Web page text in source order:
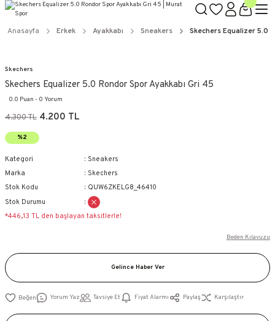
Anasayfa Erkek Ayakkabı Sneakers Skechers Equalizer 5.0
Skechers
Skechers Equalizer 5.0 Rondor Spor Ayakkabı Gri 45
0.0 Puan - 0 Yorum
4.300 TL 4.200 TL
%2
Kategori
Sneakers
Marka
Skechers
Stok Kodu
QUW6ZKELG8_46410
Stok Durumu
*446,13 TL den başlayan taksitlerle!
Beden Kılavuzu
Gelince Haber Ver
Yorum Yaz Tavsiye Et Fiyat Alarmı Paylaş Karşılaştır